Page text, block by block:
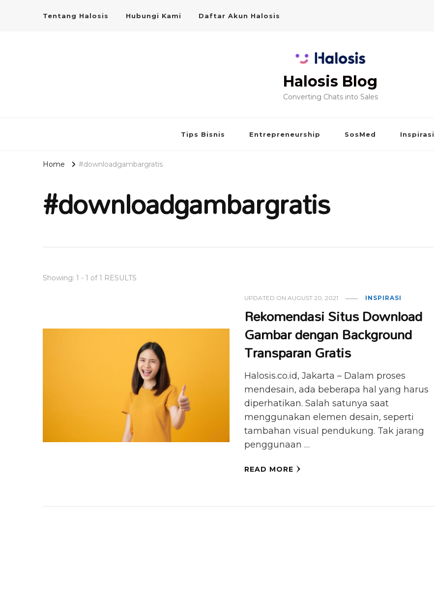
Tentang Halosis Hubungi Kami Daftar Akun Halosis
Halosis Blog
Converting Chats into Sales
Tips Bisnis Entrepreneurship SosMed Inspirasi
Home #downloadgambargratis
#downloadgambargratis
Showing: 1 - 1 of 1 RESULTS
UPDATED ONAUGUST 20, 2021 INSPIRASI
Rekomendasi Situs Download
Gambar dengan Background
Transparan Gratis
Halosis.co.id, Jakarta – Dalam proses
mendesain, ada beberapa hal yang harus
diperhatikan. Salah satunya saat
menggunakan elemen desain, seperti
tambahan visual pendukung. Tak jarang
penggunaan …
READ MORE